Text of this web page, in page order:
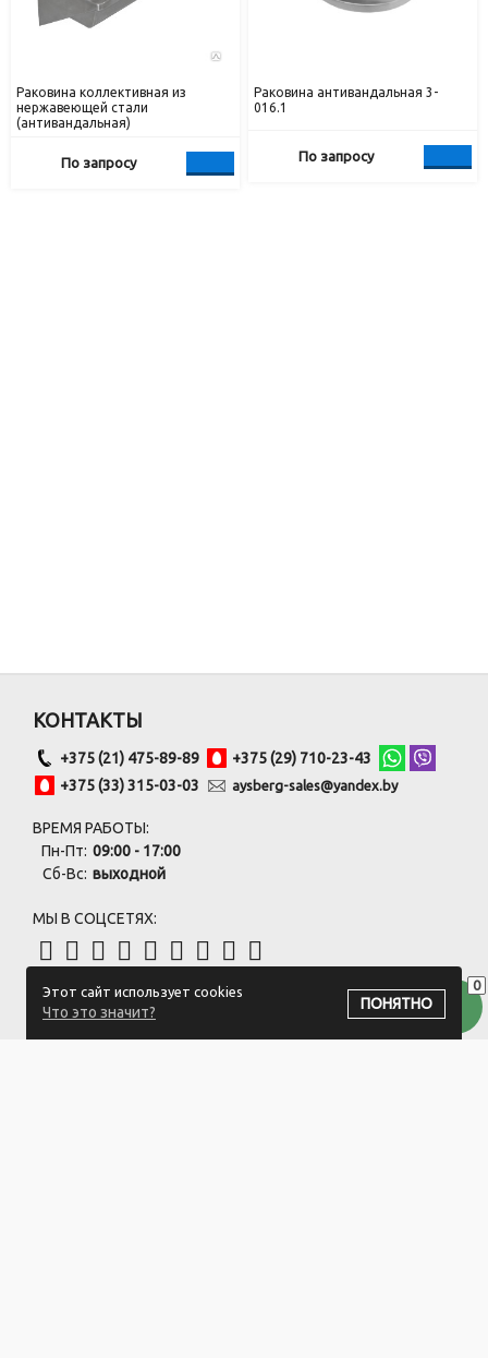
Раковина коллективная из
нержавеющей стали
(антивандальная)
По запросу
Раковина антивандальная 3-
016.1
По запросу
0
Этот сайт использует cookies
Что это значит?
ПОНЯТНО
КОНТАКТЫ
+375 (21) 475-89-89
+375 (29) 710-23-43
+375 (33) 315-03-03
aysberg-sales@yandex.by
ВРЕМЯ РАБОТЫ:
Пн-Пт: 09:00 - 17:00
Сб-Вс: выходной
МЫ В СОЦСЕТЯХ:
ПОДПИСАТЬСЯ НА РАССЫЛКУ